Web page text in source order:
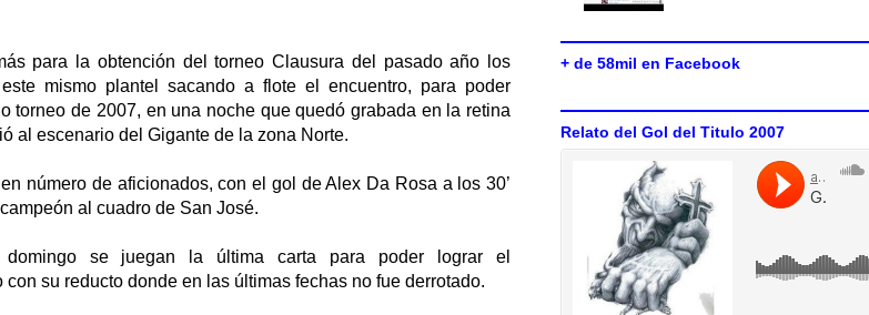
para la obtención del torneo Clausura del pasado año los
mismo plantel sacando a flote el encuentro, para poder
torneo de 2007, en una noche que quedó grabada en la retina
al escenario del Gigante de la zona Norte.
número de aficionados, con el gol de Alex Da Rosa a los 30’
al cuadro de San José.
domingo se juegan la última carta para poder lograr el
su reducto donde en las últimas fechas no fue derrotado.
+ de 58mil en Facebook
Relato del Gol del Titulo 2007